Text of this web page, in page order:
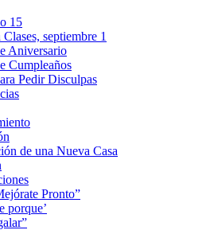
15
septiembre 1
Aniversario
Cumpleaños
Pedir Disculpas
de una Nueva Casa
Pronto”
porque’